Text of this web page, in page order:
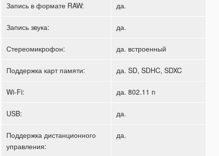
Запись в формате RAW: да.
Запись звука: да.
Стереомикрофон: да. встроенный
Поддержка карт памяти: да. SD, SDHC, SDXC
Wi-Fi: да. 802.11 n
USB: да.
Поддержка дистанционного
управления:
да.